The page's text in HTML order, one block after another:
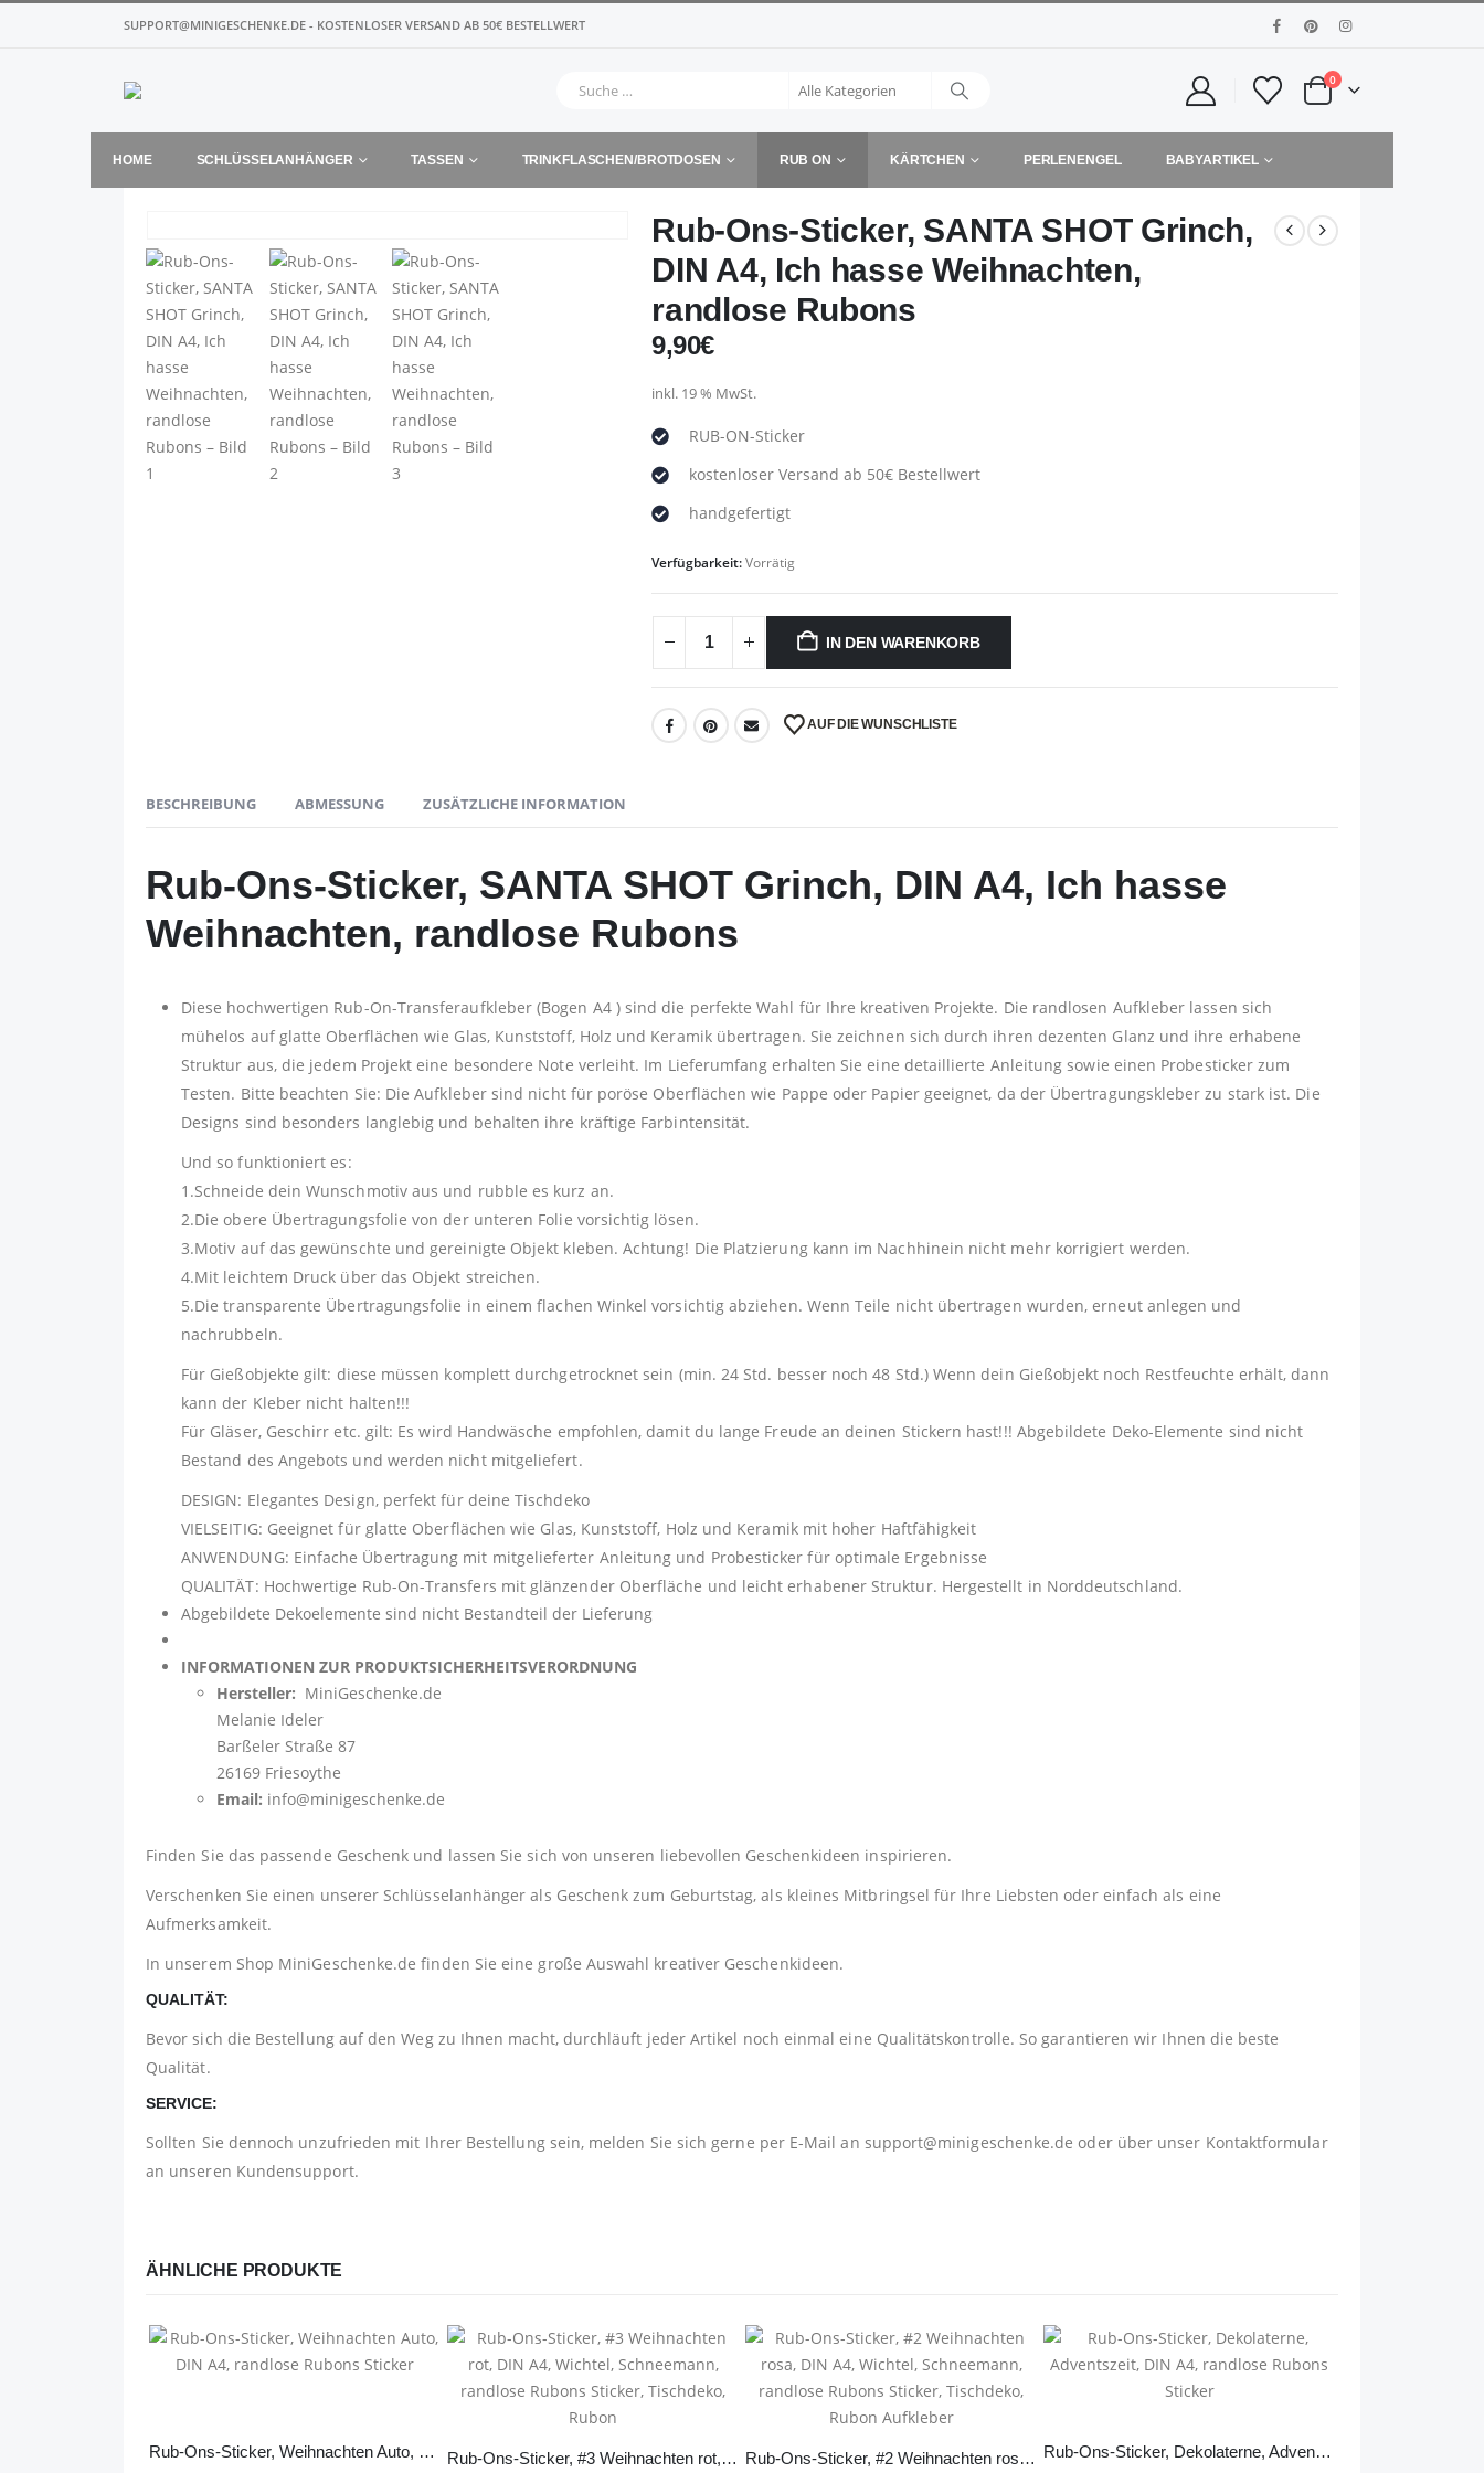
SUPPORT@MINIGESCHENKE.DE - KOSTENLOSER VERSAND AB 50€ BESTELLWERT
0
HOME SCHLÜSSELANHÄNGER TASSEN TRINKFLASCHEN/BROTDOSEN RUB ON KÄRTCHEN PERLENENGEL BABYARTIKEL
Rub-Ons-Sticker, SANTA SHOT Grinch,
DIN A4, Ich hasse Weihnachten,
randlose Rubons
9,90€
inkl. 19 % MwSt.
RUB-ON-Sticker
kostenloser Versand ab 50€ Bestellwert
handgefertigt
Verfügbarkeit:Vorrätig
IN DEN WARENKORB
AUF DIE WUNSCHLISTE
BESCHREIBUNG ABMESSUNG ZUSÄTZLICHE INFORMATION
Rub-Ons-Sticker, SANTA SHOT Grinch, DIN A4, Ich hasse
Weihnachten, randlose Rubons
Diese hochwertigen Rub-On-Transferaufkleber (Bogen A4 ) sind die perfekte Wahl für Ihre kreativen Projekte. Die randlosen Aufkleber lassen sich
mühelos auf glatte Oberflächen wie Glas, Kunststoff, Holz und Keramik übertragen. Sie zeichnen sich durch ihren dezenten Glanz und ihre erhabene
Struktur aus, die jedem Projekt eine besondere Note verleiht. Im Lieferumfang erhalten Sie eine detaillierte Anleitung sowie einen Probesticker zum
Testen. Bitte beachten Sie: Die Aufkleber sind nicht für poröse Oberflächen wie Pappe oder Papier geeignet, da der Übertragungskleber zu stark ist. Die
Designs sind besonders langlebig und behalten ihre kräftige Farbintensität.
Und so funktioniert es:
1.Schneide dein Wunschmotiv aus und rubble es kurz an.
2.Die obere Übertragungsfolie von der unteren Folie vorsichtig lösen.
3.Motiv auf das gewünschte und gereinigte Objekt kleben. Achtung! Die Platzierung kann im Nachhinein nicht mehr korrigiert werden.
4.Mit leichtem Druck über das Objekt streichen.
5.Die transparente Übertragungsfolie in einem flachen Winkel vorsichtig abziehen. Wenn Teile nicht übertragen wurden, erneut anlegen und
nachrubbeln.
Für Gießobjekte gilt: diese müssen komplett durchgetrocknet sein (min. 24 Std. besser noch 48 Std.) Wenn dein Gießobjekt noch Restfeuchte erhält, dann
kann der Kleber nicht halten!!!
Für Gläser, Geschirr etc. gilt: Es wird Handwäsche empfohlen, damit du lange Freude an deinen Stickern hast!!! Abgebildete Deko-Elemente sind nicht
Bestand des Angebots und werden nicht mitgeliefert.
DESIGN: Elegantes Design, perfekt für deine Tischdeko
VIELSEITIG: Geeignet für glatte Oberflächen wie Glas, Kunststoff, Holz und Keramik mit hoher Haftfähigkeit
ANWENDUNG: Einfache Übertragung mit mitgelieferter Anleitung und Probesticker für optimale Ergebnisse
QUALITÄT: Hochwertige Rub-On-Transfers mit glänzender Oberfläche und leicht erhabener Struktur. Hergestellt in Norddeutschland.
Abgebildete Dekoelemente sind nicht Bestandteil der Lieferung
INFORMATIONEN ZUR PRODUKTSICHERHEITSVERORDNUNG
Hersteller: MiniGeschenke.de
Melanie Ideler
Barßeler Straße 87
26169 Friesoythe
Email: info@minigeschenke.de
Finden Sie das passende Geschenk und lassen Sie sich von unseren liebevollen Geschenkideen inspirieren.
Verschenken Sie einen unserer Schlüsselanhänger als Geschenk zum Geburtstag, als kleines Mitbringsel für Ihre Liebsten oder einfach als eine
Aufmerksamkeit.
In unserem Shop MiniGeschenke.de finden Sie eine große Auswahl kreativer Geschenkideen.
QUALITÄT:
Bevor sich die Bestellung auf den Weg zu Ihnen macht, durchläuft jeder Artikel noch einmal eine Qualitätskontrolle. So garantieren wir Ihnen die beste
Qualität.
SERVICE:
Sollten Sie dennoch unzufrieden mit Ihrer Bestellung sein, melden Sie sich gerne per E-Mail an support@minigeschenke.de oder über unser Kontaktformular
an unseren Kundensupport.
ÄHNLICHE PRODUKTE
Rub-Ons-Sticker, Weihnachten Auto, DIN A4, randlose Rubons Sticker Rub-Ons-Sticker, #3 Weihnachten rot, DIN A4, Wichtel, Schneemann, randlose Rubons Sticker, Tischdeko, Rubon Rub-Ons-Sticker, #2 Weihnachten rosa, DIN A4, Wichtel, Schneemann, randlose Rubons Sticker, Tischdeko, Rubon Aufkleber Rub-Ons-Sticker, Dekolaterne, Adventszeit, DIN A4, randlose Rubons Sticker